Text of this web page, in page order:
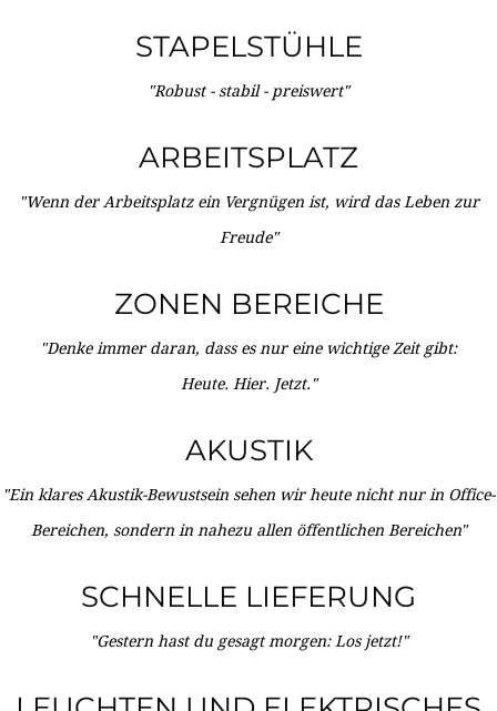
STAPELSTÜHLE
"Robust - stabil - preiswert"
ARBEITSPLATZ
"Wenn der Arbeitsplatz ein Vergnügen ist, wird das Leben zur
Freude"
ZONEN BEREICHE
"Denke immer daran, dass es nur eine wichtige Zeit gibt:
Heute. Hier. Jetzt."
AKUSTIK
"Ein klares Akustik-Bewustsein sehen wir heute nicht nur in Office-
Bereichen, sondern in nahezu allen öffentlichen Bereichen"
SCHNELLE LIEFERUNG
"Gestern hast du gesagt morgen: Los jetzt!"